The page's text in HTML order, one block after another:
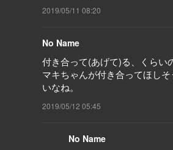
2019/05/11 08:20
No Name
付き合って(あげて)る、くらい
マキちゃんが付き合ってほし
いなね。
2019/05/12 05:45
No Name